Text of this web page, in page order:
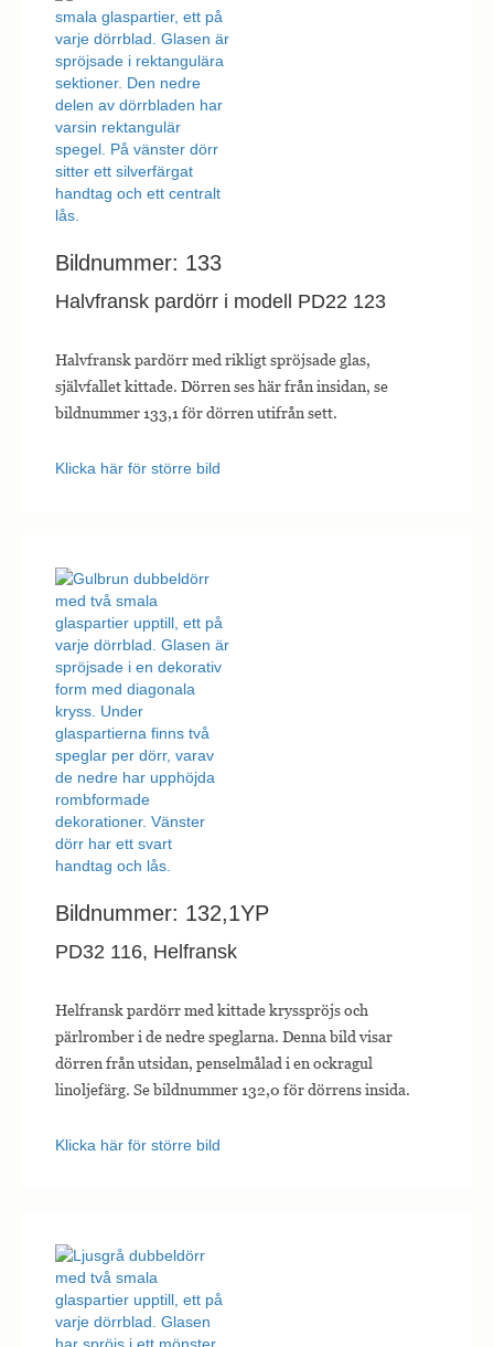
Bildnummer: 133
Halvfransk pardörr i modell PD22 123
Halvfransk pardörr med rikligt spröjsade glas,
självfallet kittade. Dörren ses här från insidan, se
bildnummer 133,1 för dörren utifrån sett.
Klicka här för större bild
Bildnummer: 132,1YP
PD32 116, Helfransk
Helfransk pardörr med kittade krysspröjs och
pärlromber i de nedre speglarna. Denna bild visar
dörren från utsidan, penselmålad i en ockragul
linoljefärg. Se bildnummer 132,0 för dörrens insida.
Klicka här för större bild